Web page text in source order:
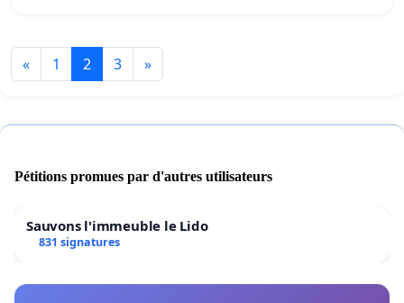
« 1 2 3 »
Pétitions promues par d'autres utilisateurs
Sauvons l'immeuble le Lido
831 signatures